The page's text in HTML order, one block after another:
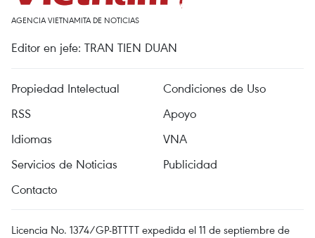
AGENCIA VIETNAMITA DE NOTICIAS
Editor en jefe: TRAN TIEN DUAN
Propiedad Intelectual
Condiciones de Uso
RSS
Apoyo
Idiomas
VNA
Servicios de Noticias
Publicidad
Contacto
Licencia No. 1374/GP-BTTTT expedida el 11 de septiembre de